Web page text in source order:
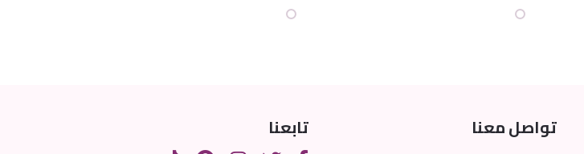
تواصل معنا تابعنا